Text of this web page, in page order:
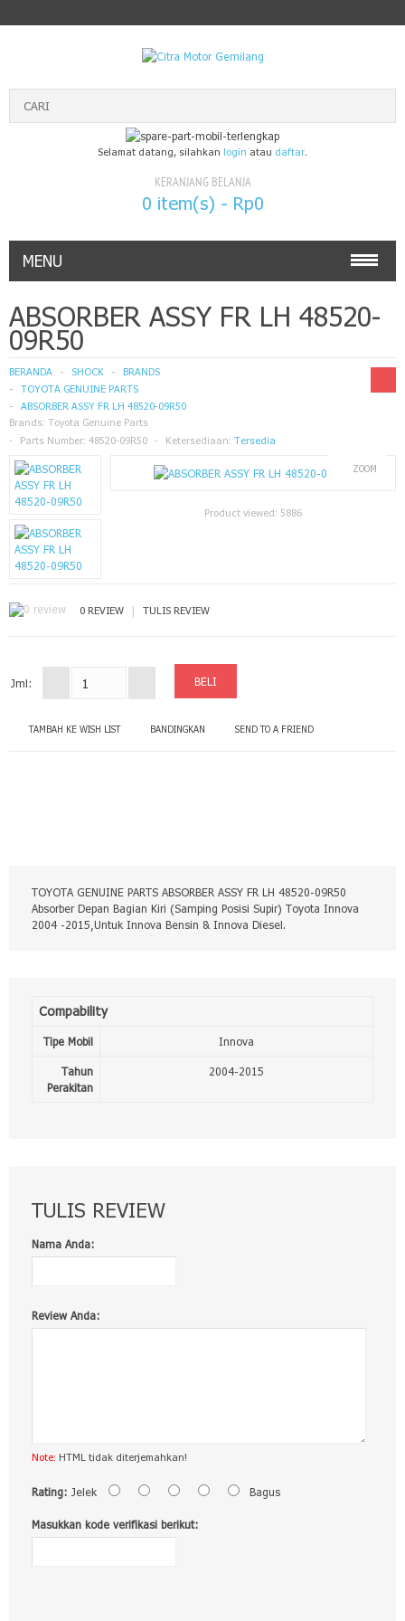
Selamat datang, silahkan login atau daftar.
KERANJANG BELANJA
0 item(s) - Rp0
MENU
DAIHATSU GENUINE PARTS
ISUZU GENUINE PARTS
BLOG
CONTACT US
ABSORBER ASSY FR LH 48520-
09R50
BERANDA SHOCK
BRANDS
TOYOTA GENUINE PARTS
ABSORBER ASSY FR LH 48520-09R50
Brands: Toyota Genuine Parts
Parts Number: 48520-09R50 Ketersediaan: Tersedia
ZOOM
Product viewed: 5886
0 REVIEW | TULIS REVIEW
Jml:
TAMBAH KE WISH LIST BANDINGKAN SEND TO A FRIEND
TOYOTA GENUINE PARTS ABSORBER ASSY FR LH 48520-09R50
Absorber Depan Bagian Kiri (Samping Posisi Supir) Toyota Innova
2004 -2015,Untuk Innova Bensin & Innova Diesel.
Compability
Tipe Mobil Innova
Tahun
Perakitan
2004-2015
TULIS REVIEW
Nama Anda:
Review Anda:
Note: HTML tidak diterjemahkan!
Rating: Jelek Bagus
Masukkan kode verifikasi berikut: